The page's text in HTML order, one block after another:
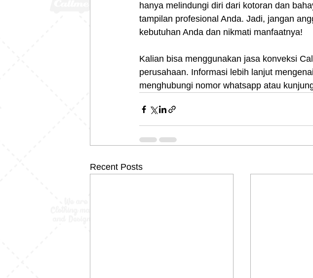
hanya melindungi diri dari kotoran dan
tampilan profesional Anda. Jadi, jangan
kebutuhan Anda dan nikmati manfaatnya!
Kalian bisa menggunakan jasa konveksi
perusahaan. Informasi lebih lanjut
menghubungi nomor whatsapp atau
Recent Posts